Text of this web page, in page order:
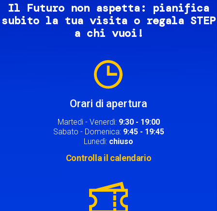
Il Futuro non aspetta: pianifica
subito la tua visita o regala STEP
a chi vuoi!
Orari di apertura
Martedì - Venerdì: 9:30 - 19:00
Sabato - Domenica: 9:45 - 19:45
Lunedì: chiuso
Controlla il calendario